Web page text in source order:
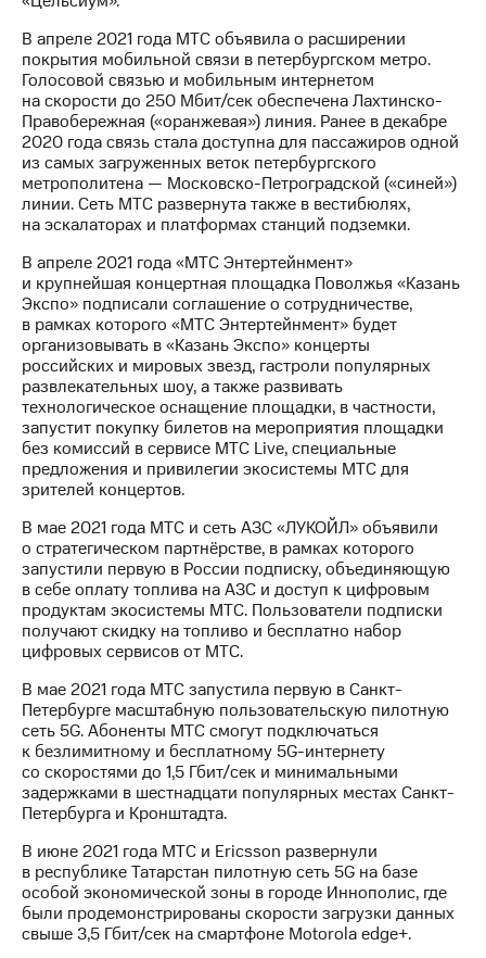
В апреле 2021 года МТС объявила о расширении
покрытия мобильной связи в петербургском метро.
Голосовой связью и мобильным интернетом
на скорости до 250 Мбит/сек обеспечена Лахтинско-
Правобережная («оранжевая») линия. Ранее в декабре
2020 года связь стала доступна для пассажиров одной
из самых загруженных веток петербургского
метрополитена — Московско-Петроградской («синей»)
линии. Сеть МТС развернута также в вестибюлях,
на эскалаторах и платформах станций подземки.
В апреле 2021 года «МТС Энтертейнмент»
и крупнейшая концертная площадка Поволжья «Казань
Экспо» подписали соглашение о сотрудничестве,
в рамках которого «МТС Энтертейнмент» будет
организовывать в «Казань Экспо» концерты
российских и мировых звезд, гастроли популярных
развлекательных шоу, а также развивать
технологическое оснащение площадки, в частности,
запустит покупку билетов на мероприятия площадки
без комиссий в сервисе МТС Live, специальные
предложения и привилегии экосистемы МТС для
зрителей концертов.
В мае 2021 года МТС и сеть АЗС «ЛУКОЙЛ» объявили
о стратегическом партнёрстве, в рамках которого
запустили первую в России подписку, объединяющую
в себе оплату топлива на АЗС и доступ к цифровым
продуктам экосистемы МТС. Пользователи подписки
получают скидку на топливо и бесплатно набор
цифровых сервисов от МТС.
В мае 2021 года МТС запустила первую в Санкт-
Петербурге масштабную пользовательскую пилотную
сеть 5G. Абоненты МТС смогут подключаться
к безлимитному и бесплатному 5G-интернету
со скоростями до 1,5 Гбит/cек и минимальными
задержками в шестнадцати популярных местах Санкт-
Петербурга и Кронштадта.
В июне 2021 года МТС и Ericsson развернули
в республике Татарстан пилотную сеть 5G на базе
особой экономической зоны в городе Иннополис, где
были продемонстрированы скорости загрузки данных
свыше 3,5 Гбит/сек на смартфоне Motorola edge+.